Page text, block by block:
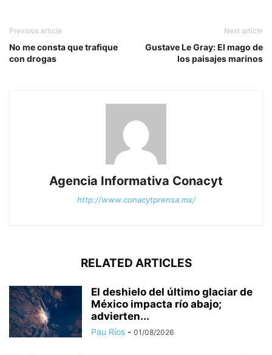
Previous article
No me consta que trafique
con drogas
Next article
Gustave Le Gray: El mago de
los paisajes marinos
Agencia Informativa Conacyt
http://www.conacytprensa.mx/
RELATED ARTICLES
El deshielo del último glaciar de
México impacta río abajo;
advierten...
Pau Ríos - 01/08/2026